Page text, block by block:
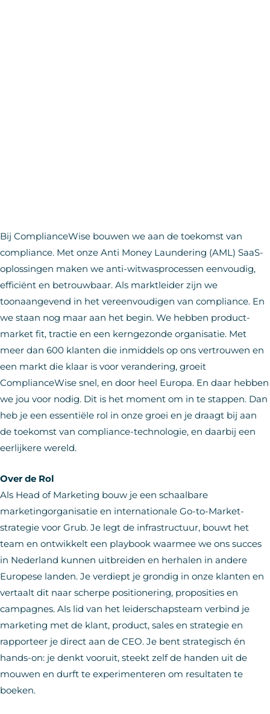
Bij ComplianceWise bouwen we aan de toekomst van
compliance. Met onze Anti Money Laundering (AML) SaaS-
oplossingen maken we anti-witwasprocessen eenvoudig,
efficiënt en betrouwbaar. Als marktleider zijn we
toonaangevend in het vereenvoudigen van compliance. En
we staan nog maar aan het begin. We hebben product-
market fit, tractie en een kerngezonde organisatie. Met
meer dan 600 klanten die inmiddels op ons vertrouwen en
een markt die klaar is voor verandering, groeit
ComplianceWise snel, en door heel Europa. En daar hebben
we jou voor nodig. Dit is het moment om in te stappen. Dan
heb je een essentiële rol in onze groei en je draagt bij aan
de toekomst van compliance-technologie, en daarbij een
eerlijkere wereld.
Over de Rol
Als Head of Marketing bouw je een schaalbare
marketingorganisatie en internationale Go-to-Market-
strategie voor Grub. Je legt de infrastructuur, bouwt het
team en ontwikkelt een playbook waarmee we ons succes
in Nederland kunnen uitbreiden en herhalen in andere
Europese landen. Je verdiept je grondig in onze klanten en
vertaalt dit naar scherpe positionering, proposities en
campagnes. Als lid van het leiderschapsteam verbind je
marketing met de klant, product, sales en strategie en
rapporteer je direct aan de CEO. Je bent strategisch én
hands-on: je denkt vooruit, steekt zelf de handen uit de
mouwen en durft te experimenteren om resultaten te
boeken.